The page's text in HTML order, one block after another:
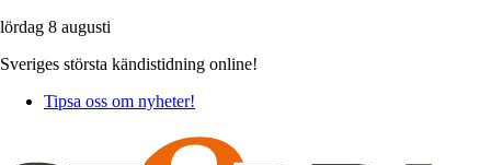
lördag 8 augusti
Sveriges största kändistidning online!
Tipsa oss om nyheter!